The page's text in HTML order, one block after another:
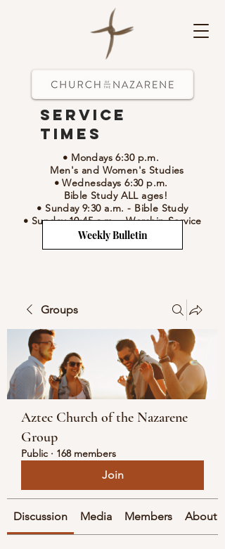
• Mondays 6:30 p.m.
Men's and Women's Studies
• Wednesdays 6:30 p.m.
Bible Study ALL ages!
• Sunday 9:30 a.m. - Bible Study
• Sunday 10:45 a.m.-Worship Service
Service
Times
Weekly Bulletin
Groups
Aztec Church of the Nazarene
Group
Public · 168 members
Join
Discussion Media Members About